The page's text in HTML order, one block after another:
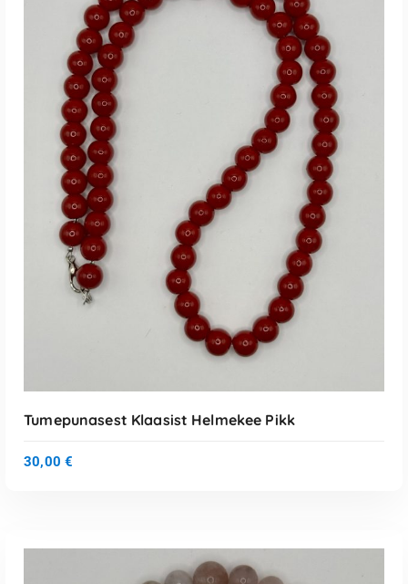
LISA KORVI
Tumepunasest Klaasist Helmekee Pikk
30,00 €